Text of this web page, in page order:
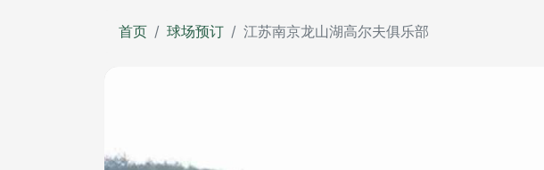
首页 球场预订 江苏南京龙山湖高尔夫俱乐部